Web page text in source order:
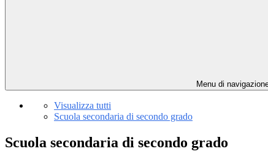
Menu di
Visualizza tutti
Scuola secondaria di secondo grado
Scuola secondaria di secondo grado